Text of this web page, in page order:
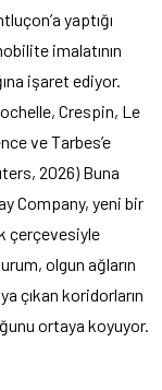
yaptığı
imalatının
işaret ediyor.
Crespin, Le
ve Tarbes’e
2026) Buna
Company, yeni bir
çerçevesiyle
olgun ağların
çıkan koridorların
ortaya koyuyor.